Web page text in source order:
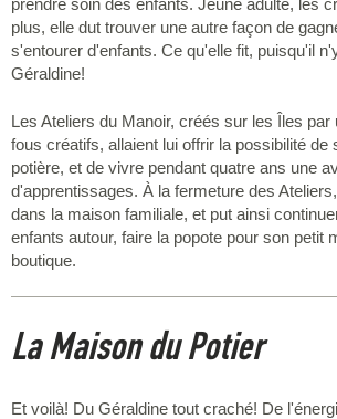
prendre soin des enfants. Jeune adulte, les
plus, elle dut trouver une autre façon de
s'entourer d'enfants. Ce qu'elle fit, puisqu'il
Géraldine!
Les Ateliers du Manoir, créés sur les Îles par
fous créatifs, allaient lui offrir la possibilité
potière, et de vivre pendant quatre ans une
d'apprentissages. À la fermeture des
dans la maison familiale, et put ainsi
enfants autour, faire la popote pour son petit
boutique.
La Maison du Potier
Et voilà! Du Géraldine tout craché! De